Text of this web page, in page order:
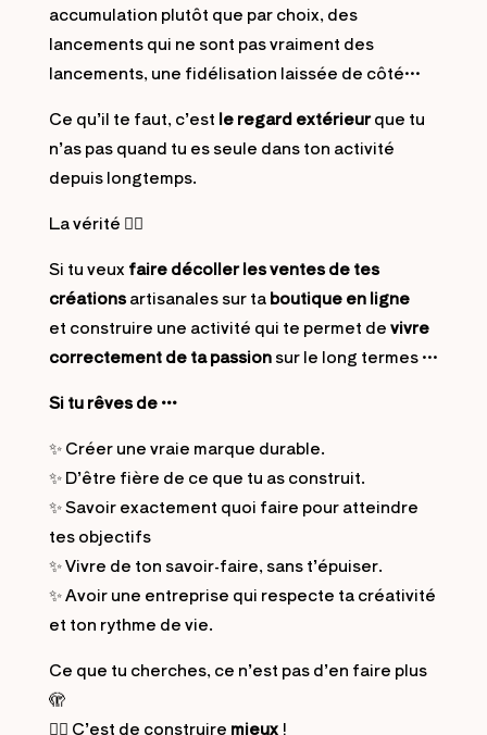
accumulation plutôt que par choix, des
lancements qui ne sont pas vraiment des
lancements, une fidélisation laissée de côté…
Ce qu’il te faut, c’est le regard extérieurque tu
n’as pas quand tu es seule dans ton activité
depuis longtemps.
La vérité 👇🏻
Si tu veux faire décoller les ventes de tes
créationsartisanales sur taboutique en ligne
et construire une activité qui te permet devivre
correctement de ta passionsur le long termes …
Si tu rêves de …
✨ Créer une vraie marque durable.
✨ D’être fière de ce que tu as construit.
✨ Savoir exactement quoi faire pour atteindre
tes objectifs
✨ Vivre de ton savoir-faire, sans t’épuiser.
✨ Avoir une entreprise qui respecte ta créativité
et ton rythme de vie.
Ce que tu cherches, ce n’est pas d’en faire plus
🫣
👉🏻 C’est de construire mieux!